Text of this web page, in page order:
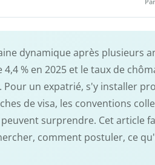
dynamique après plusieurs
% en 2025 et le taux de
un expatrié, s'y installer
de visa, les conventions
surprendre. Cet article
comment postuler, ce